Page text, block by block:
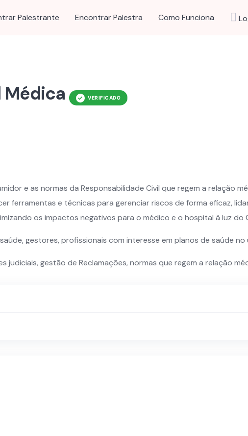
Palestrante Encontrar Palestra Como Funciona
Médica
e as normas da Responsabilidade Civil que regem a relação
ferramentas e técnicas para gerenciar riscos de forma eficaz,
os impactos negativos para o médico e o hospital à luz do
gestores, profissionais com interesse em planos de saúde
judiciais, gestão de Reclamações, normas que regem a relação